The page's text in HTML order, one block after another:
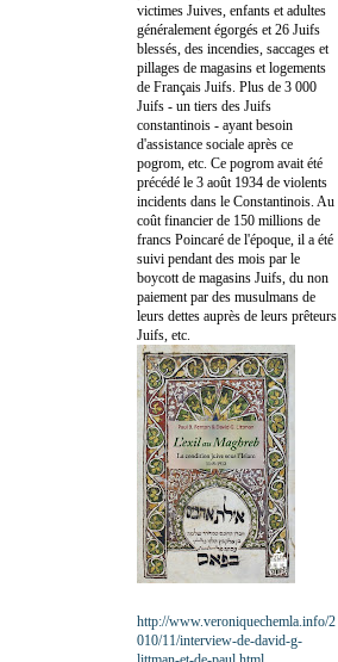
victimes Juives, enfants et adultes
généralement égorgés et 26 Juifs
blessés, des incendies, saccages et
pillages de magasins et logements
de Français Juifs. Plus de 3 000
Juifs - un tiers des Juifs
constantinois - ayant besoin
d'assistance sociale après ce
pogrom, etc. Ce pogrom avait été
précédé le 3 août 1934 de violents
incidents dans le Constantinois. Au
coût financier de 150 millions de
francs Poincaré de l'époque, il a été
suivi pendant des mois par le
boycott de magasins Juifs, du non
paiement par des musulmans de
leurs dettes auprès de leurs prêteurs
Juifs, etc.
http://www.veroniquechemla.info/2
010/11/interview-de-david-g-